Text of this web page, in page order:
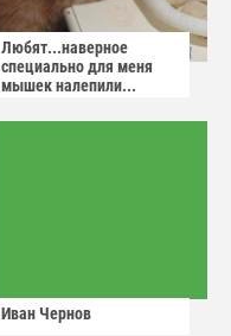
Любят...наверное
специально для меня
мышек налепили...
Иван Чернов